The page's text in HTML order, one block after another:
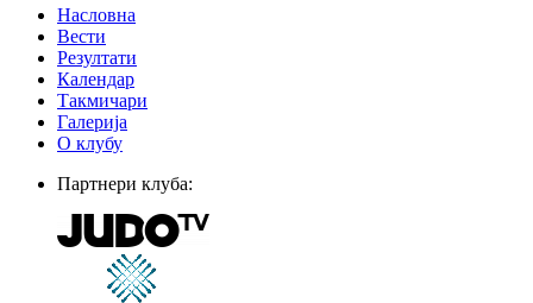
Насловна
Вести
Резултати
Календар
Такмичари
Галерија
О клубу
Партнери клуба: